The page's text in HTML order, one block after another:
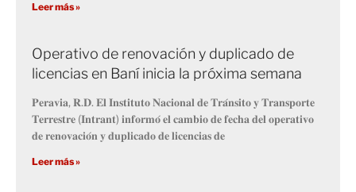
Leer más »
Operativo de renovación y duplicado de
licencias en Baní inicia la próxima semana
𝐏𝐞𝐫𝐚𝐯𝐢𝐚, 𝐑.𝐃. 𝐄𝐥 𝐈𝐧𝐬𝐭𝐢𝐭𝐮𝐭𝐨 𝐍𝐚𝐜𝐢𝐨𝐧𝐚𝐥 𝐝𝐞 𝐓𝐫𝐚́𝐧𝐬𝐢𝐭𝐨 𝐲 𝐓𝐫𝐚𝐧𝐬𝐩𝐨𝐫𝐭𝐞
𝐓𝐞𝐫𝐫𝐞𝐬𝐭𝐫𝐞 (𝐈𝐧𝐭𝐫𝐚𝐧𝐭) 𝐢𝐧𝐟𝐨𝐫𝐦𝐨́ 𝐞𝐥 𝐜𝐚𝐦𝐛𝐢𝐨 𝐝𝐞 𝐟𝐞𝐜𝐡𝐚 𝐝𝐞𝐥 𝐨𝐩𝐞𝐫𝐚𝐭𝐢𝐯𝐨
𝐝𝐞 𝐫𝐞𝐧𝐨𝐯𝐚𝐜𝐢𝐨́𝐧 𝐲 𝐝𝐮𝐩𝐥𝐢𝐜𝐚𝐝𝐨 𝐝𝐞 𝐥𝐢𝐜𝐞𝐧𝐜𝐢𝐚𝐬 𝐝𝐞
Leer más »